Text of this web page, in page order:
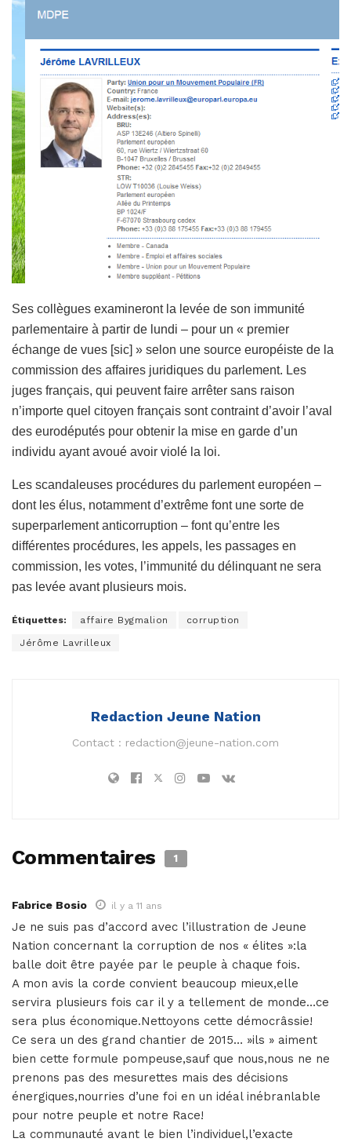
Ses collègues examineront la levée de son immunité
parlementaire à partir de lundi – pour un « premier
échange de vues [sic] » selon une source européiste de la
commission des affaires juridiques du parlement. Les
juges français, qui peuvent faire arrêter sans raison
n’importe quel citoyen français sont contraint d’avoir l’aval
des eurodéputés pour obtenir la mise en garde d’un
individu ayant avoué avoir violé la loi.
Les scandaleuses procédures du parlement européen –
dont les élus, notamment d’extrême font une sorte de
superparlement anticorruption – font qu’entre les
différentes procédures, les appels, les passages en
commission, les votes, l’immunité du délinquant ne sera
pas levée avant plusieurs mois.
Étiquettes: affaire Bygmalion corruption
Jérôme Lavrilleux
Redaction Jeune Nation
Contact : redaction@jeune-nation.com
Commentaires 1
Fabrice Bosio il y a 11 ans
Je ne suis pas d’accord avec l’illustration de Jeune
Nation concernant la corruption de nos « élites »:la
balle doit être payée par le peuple à chaque fois.
A mon avis la corde convient beaucoup mieux,elle
servira plusieurs fois car il y a tellement de monde…ce
sera plus économique.Nettoyons cette démocrâssie!
Ce sera un des grand chantier de 2015… »ils » aiment
bien cette formule pompeuse,sauf que nous,nous ne ne
prenons pas des mesurettes mais des décisions
énergiques,nourries d’une foi en un idéal inébranlable
pour notre peuple et notre Race!
La communauté avant le bien l’individuel,l’exacte